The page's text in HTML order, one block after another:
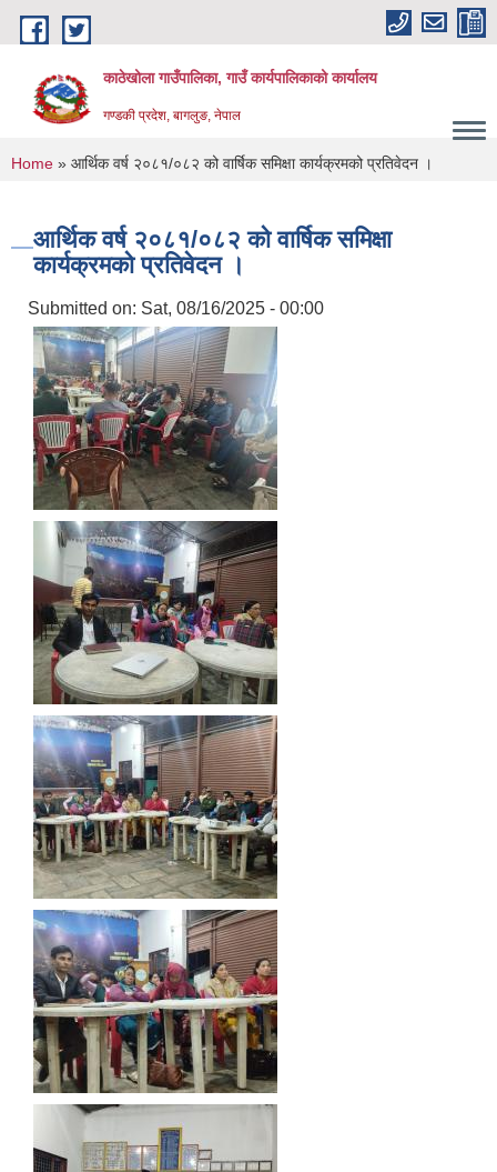
Skip to main content
काठेखोला गाउँपालिका, गाउँ कार्यपालिकाको कार्यालय
गण्डकी प्रदेश, बागलुङ, नेपाल
You are here
Home » आर्थिक वर्ष २०८१/०८२ को वार्षिक समिक्षा कार्यक्रमको प्रतिवेदन ।
आर्थिक वर्ष २०८१/०८२ को वार्षिक समिक्षा
कार्यक्रमको प्रतिवेदन ।
Submitted on: Sat, 08/16/2025 - 00:00